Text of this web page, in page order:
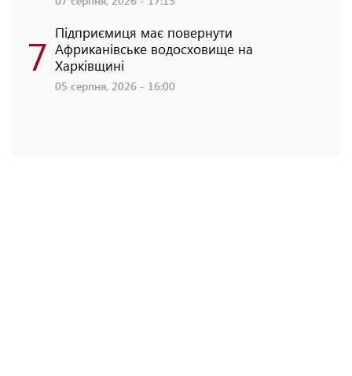
7 Підприємиця має повернути
Африканівське водосховище на
Харківщині
05 серпня, 2026 - 16:00